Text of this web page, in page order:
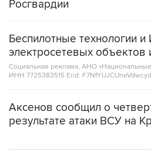
Росгвардии
Беспилотные технологии
электросетевых объектов
Социальная реклама, АНО
ИНН 7725383515 Erid:
Аксенов сообщил о
результате атаки ВСУ на